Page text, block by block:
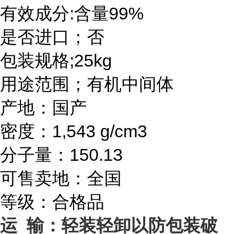
有效成分:含量99%
是否进口；否
包装规格;25kg
用途范围；有机中间体
产地：国产
密度：1,543 g/cm3
分子量：150.13
可售卖地：全国
等级：合格品
运 输：轻装轻卸以防包装破